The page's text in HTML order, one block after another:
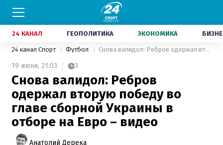
24 КАНАЛ ГЕОПОЛИТИКА ЭКОНОМИКА
24 канал Спорт Футбол Снова валидол: Ребров одержал вторую победу во главе сборной Украины в отборе на Евро – видео
19 июня, 21:03 3
Снова валидол: Ребров
одержал вторую победу во
главе сборной Украины в
отборе на Евро – видео
Анатолий Дерека